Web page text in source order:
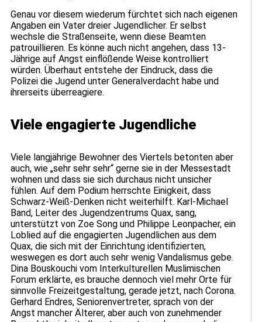
Genau vor diesem wiederum fürchtet sich nach eigenen
Angaben ein Vater dreier Jugendlicher. Er selbst
wechsle die Straßenseite, wenn diese Beamten
patrouillieren. Es könne auch nicht angehen, dass 13-
Jährige auf Angst einflößende Weise kontrolliert
würden. Überhaut entstehe der Eindruck, dass die
Polizei die Jugend unter Generalverdacht habe und
ihrerseits überreagiere.
Viele engagierte Jugendliche
Viele langjährige Bewohner des Viertels betonten aber
auch, wie „sehr sehr sehr“ gerne sie in der Messestadt
wohnen und dass sie sich durchaus nicht unsicher
fühlen. Auf dem Podium herrschte Einigkeit, dass
Schwarz-Weiß-Denken nicht weiterhilft. Karl-Michael
Band, Leiter des Jugendzentrums Quax, sang,
unterstützt von Zoe Song und Philippe Leonpacher, ein
Loblied auf die engagierten Jugendlichen aus dem
Quax, die sich mit der Einrichtung identifizierten,
weswegen es dort auch sehr wenig Vandalismus gebe.
Dina Bouskouchi vom Interkulturellen Muslimischen
Forum erklärte, es brauche dennoch viel mehr Orte für
sinnvolle Freizeitgestaltung, gerade jetzt, nach Corona.
Gerhard Endres, Seniorenvertreter, sprach von der
Angst mancher Älterer, aber auch von zunehmender